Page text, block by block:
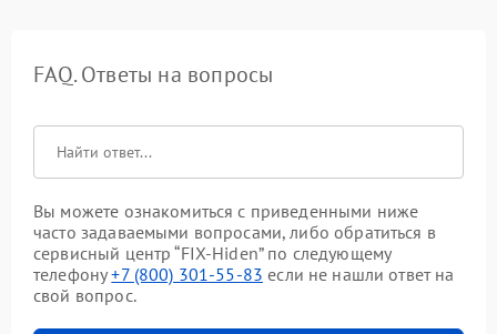
FAQ. Ответы на вопросы
Вы можете ознакомиться с приведенными ниже
часто задаваемыми вопросами, либо обратиться в
сервисный центр “FIX-Hiden” по следующему
телефону+7 (800) 301-55-83 если не нашли ответ на
свой вопрос.